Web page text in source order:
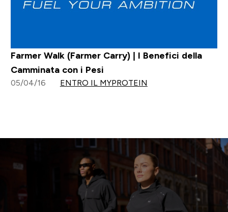
Farmer Walk (Farmer Carry) | I Benefici della
Camminata con i Pesi
05/04/16 ENTRO IL MYPROTEIN